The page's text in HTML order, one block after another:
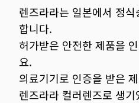
렌즈라라는 일본에서 정
합니다.
허가받은 안전한 제품을
요.
의료기기로 인증을 받은
렌즈라라 컬러렌즈로 생